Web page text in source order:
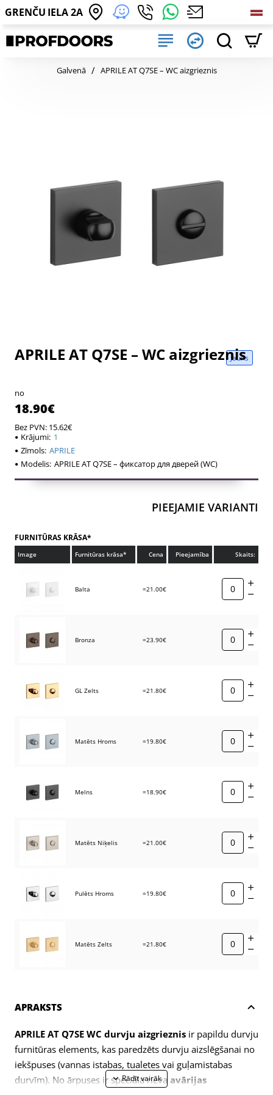
GRENČU IELA 2A
GalvenāhomeAPRILE AT Q7SE – WC aizgrieznis
Jauns
APRILE AT Q7SE – WC aizgrieznis
no
18.90€
Bez PVN: 15.62€
Krājumi: 1
Zīmols: APRILE
Modelis: APRILE AT Q7SE – фиксатор для дверей (WC)
PIEEJAMIE VARIANTI
FURNITŪRAS KRĀSA*
Image Furnitūras krāsa* Cena Pieejamība Skaits:
Balta =21.00€
Bronza =23.90€
GL Zelts =21.80€
Matēts Hroms =19.80€
Melns =18.90€
Matēts Niķelis =21.00€
Pulēts Hroms =19.80€
Matēts Zelts =21.80€
APRAKSTS
APRILE AT Q7SE WC durvju aizgrieznis ir papildu durvju
furnitūras elements, kas paredzēts durvju aizslēgšanai no
iekšpuses (vannas istabas, tualetes vai guļamistabas
durvīm). No ārpuses ir speciāla rieva avārijas